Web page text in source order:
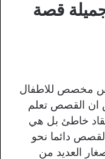
قصة
مخصص للاطفال
ان القصص تعلم
خاطئ بل هي
دائما نحو
العديد من